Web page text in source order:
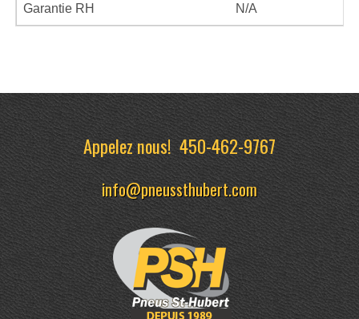
Garantie RH N/A
Appelez nous!450-462-9767
info@pneussthubert.com